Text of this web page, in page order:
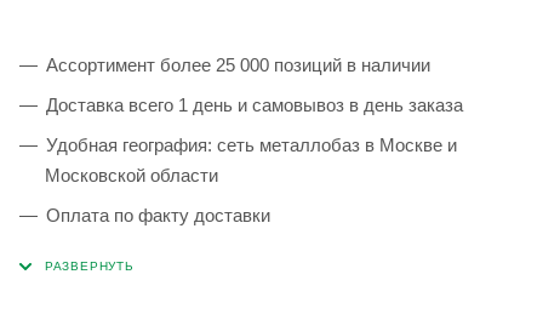
Ассортимент более 25 000 позиций в наличии
Доставка всего 1 день и самовывоз в день заказа
Удобная география: сеть металлобаз в Москве и
Московской области
Оплата по факту доставки